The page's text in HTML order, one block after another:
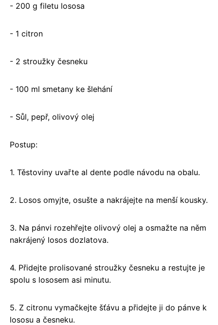
- 200 g filetu lososa
- 1 citron
- 2 stroužky česneku
- 100 ml smetany ke šlehání
- Sůl, pepř, olivový olej
Postup:
1. Těstoviny uvařte al dente podle návodu na obalu.
2. Losos omyjte, osušte a nakrájejte na menší kousky.
3. Na pánvi rozehřejte olivový olej a osmažte na něm
nakrájený losos dozlatova.
4. Přidejte prolisované stroužky česneku a restujte je
spolu s lososem asi minutu.
5. Z citronu vymačkejte šťávu a přidejte ji do pánve k
lososu a česneku.